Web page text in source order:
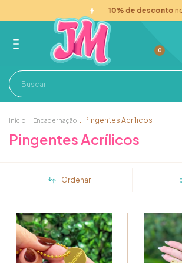
10% de descontono pix
0
Início . Encadernação . Pingentes Acrílicos
Pingentes Acrílicos
Ordenar